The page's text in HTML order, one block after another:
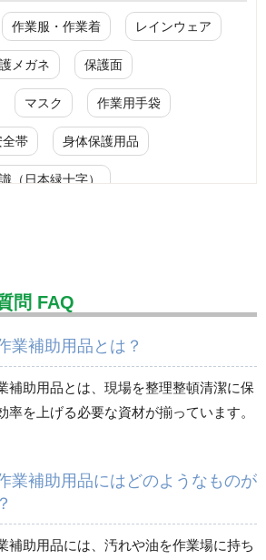
作業服・作業着 レインウェア
メガネ 保護面
マスク 作業用手袋
全帯 身体保護用品
（日本緑十字）
用品 工事作業用品
ワイパー クリーンルーム対策用品
ト） 救急医療品
分別容器（ゴミ箱他）
問 FAQ
業補助用品とは？
補助用品とは、現場を整理整頓清潔に保
率を上げる必要な資材が揃っています。
業補助用品にはどのようなものが
補助用品には、汚れや油を作業場に持ち